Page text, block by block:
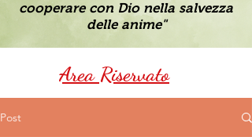
cooperare con Dio nella salvezza
delle anime"
Area Riservato
Post